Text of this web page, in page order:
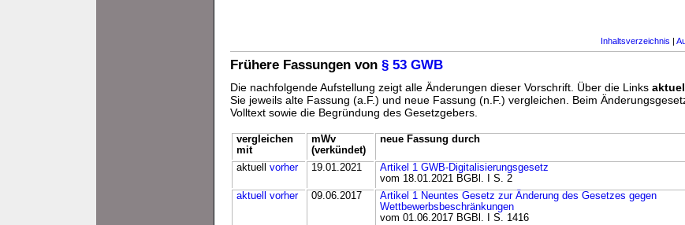
Inhaltsverzeichnis |
Frühere Fassungen von § 53 GWB
Die nachfolgende Aufstellung zeigt alle Änderungen dieser Vorschrift. Über die Links
Sie jeweils alte Fassung (a.F.) und neue Fassung (n.F.) vergleichen. Beim
Volltext sowie die Begründung des Gesetzgebers.
vergleichen
mit
mWv
(verkündet)
neue Fassung durch
aktuell vorher 19.01.2021
Artikel 1 GWB-Digitalisierungsgesetz
vom 18.01.2021 BGBl. I S. 2
aktuell
vorher 09.06.2017
Artikel 1 Neuntes Gesetz zur Änderung des Gesetzes gegen
Wettbewerbsbeschränkungen
vom 01.06.2017 BGBl. I S. 1416